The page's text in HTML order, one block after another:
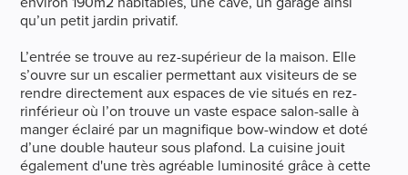
qu’un petit jardin privatif.
L’entrée se trouve au rez-supérieur de la maison. Elle
s’ouvre sur un escalier permettant aux visiteurs de se
rendre directement aux espaces de vie situés en rez-
rinférieur où l’on trouve un vaste espace salon-salle à
manger éclairé par un magnifique bow-window et doté
d’une double hauteur sous plafond. La cuisine jouit
également d'une très agréable luminosité grâce à cette